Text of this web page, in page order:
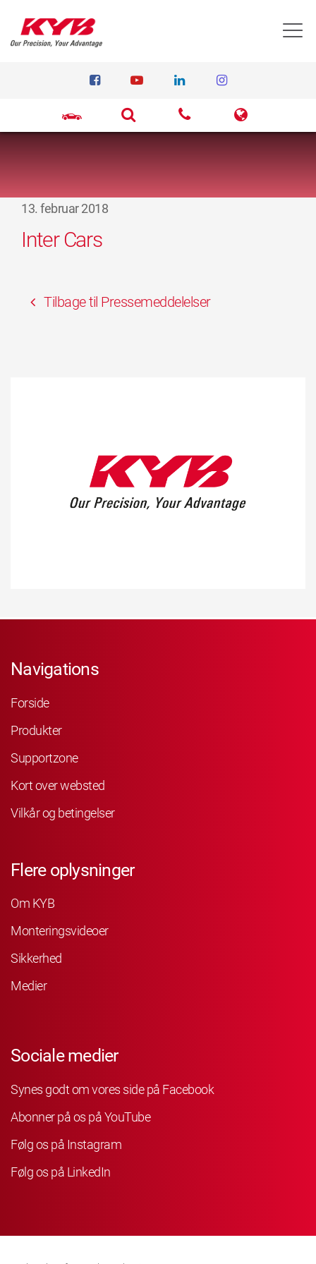
13. februar 2018
Inter Cars
Tilbage til Pressemeddelelser
Navigations
Forside
Produkter
Supportzone
Kort over websted
Vilkår og betingelser
Flere oplysninger
Om KYB
Monteringsvideoer
Sikkerhed
Medier
Sociale medier
Synes godt om vores side på Facebook
Abonner på os på YouTube
Følg os på Instagram
Følg os på LinkedIn